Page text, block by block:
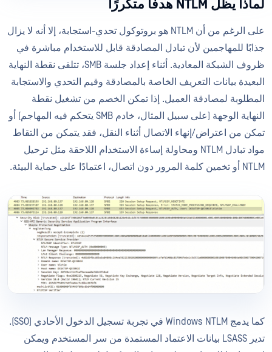
لماذا يظل NTLM هدفًا متكررًا
على الرغم من أن NTLM هو بروتوكول تحدي-استجابة، إلا أنه لا يزال
جذابًا للمهاجمين لأن تبادل المصادقة قابل للاستخدام مباشرة في
ظروف الشبكة المعادية. أثناء إعداد جلسة SMB، تتلقى نقطة النهاية
البعيدة بيانات التعريف الخاصة بالمصادقة وقيم التحدي والاستجابة
المطلوبة لمصادقة العميل. إذا تمكن الخصم من تشغيل نقطة
النهاية الوجهة (على سبيل المثال، خادم SMB يتحكم فيه المهاجم) أو
تمكن من اعتراض/إنهاء الاتصال أثناء النقل، فقد يتمكن من التقاط
مواد تبادل NTLM ومحاولة إساءة الاستخدام اللاحقة مثل ترحيل
NTLM أو تخمين كلمة المرور دون اتصال، اعتمادًا على حماية البيئة.
كما يدمج Windows NTLM في تجربة تسجيل الدخول الأحادي (SSO).
تدير LSASS بيانات الاعتماد المستمدة من سر المستخدم ويمكن